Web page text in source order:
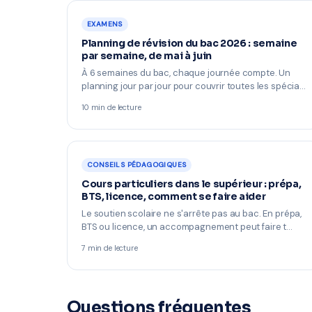
EXAMENS
Planning de révision du bac 2026 : semaine
par semaine, de mai à juin
À 6 semaines du bac, chaque journée compte. Un
planning jour par jour pour couvrir toutes les spécia…
10 min de lecture
CONSEILS PÉDAGOGIQUES
Cours particuliers dans le supérieur : prépa,
BTS, licence, comment se faire aider
Le soutien scolaire ne s'arrête pas au bac. En prépa,
BTS ou licence, un accompagnement peut faire t…
7 min de lecture
Questions fréquentes